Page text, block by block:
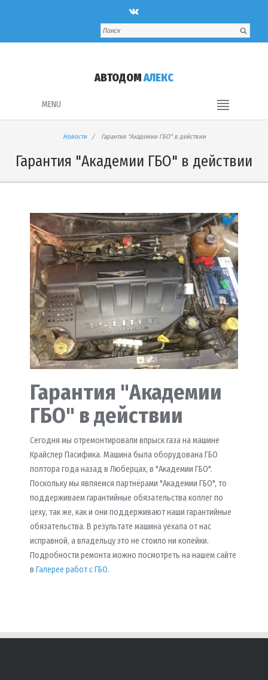
АВТОДОМАЛЕКС
MENU
Новости Гарантия "Академии ГБО" в действии
Гарантия "Академии ГБО" в действии
Гарантия "Академии
ГБО" в действии
Сегодня мы отремонтировали впрыск газа на машине
Крайслер Пасифика. Машина была оборудована ГБО
полтора года назад в Люберцах, в "Академии ГБО".
Поскольку мы являемся партнёрами "Академии ГБО", то
поддерживаем гарантийные обязательства коллег по
цеху, так же, как и они поддерживают наши гарантийные
обязательства. В результате машина уехала от нас
исправной, а владельцу это не стоило ни копейки.
Подробности ремонта можно посмотреть на нашем сайте
в Галерее работ с ГБО.